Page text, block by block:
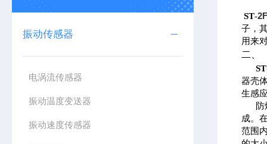
振动传感器
电涡流传感器
振动温度变送器
振动速度传感器
ST-
子，
用来
二、
ST
器壳
生感
防
成。
范围